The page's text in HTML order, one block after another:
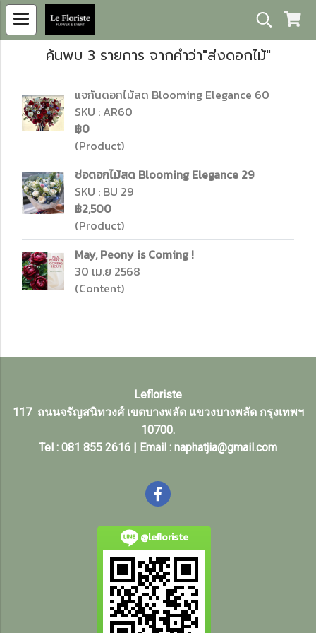
ค้นพบ 3 รายการ จากคำว่า"ส่งดอกไม้"
แจกันดอกไม้สด Blooming Elegance 60
SKU : AR60
฿0
(Product)
ช่อดอกไม้สด Blooming Elegance 29
SKU : BU 29
฿2,500
(Product)
May, Peony is Coming !
30 เม.ย 2568
(Content)
Lefloriste
117 ถนนจรัญสนิทวงศ์ เขตบางพลัด แขวงบางพลัด กรุงเทพฯ
10700.
Tel : 081 855 2616 | Email : naphatjia@gmail.com
@lefloriste